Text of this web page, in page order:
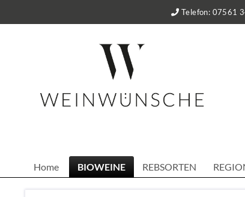
Telefon: 07561
Home BIOWEINE REBSORTEN